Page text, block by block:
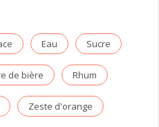
Eau Sucre
de bière Rhum
Zeste d'orange